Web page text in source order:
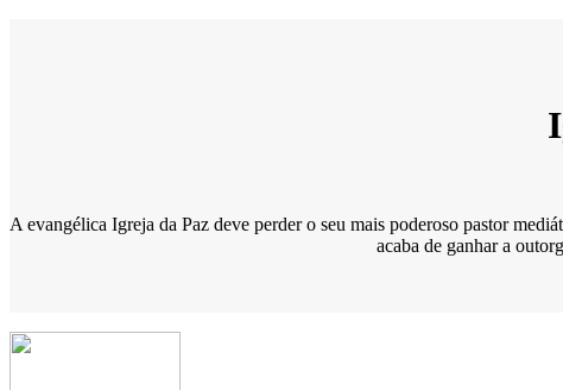
A evangélica Igreja da Paz deve perder o seu mais poderoso pastor
acaba de ganhar a